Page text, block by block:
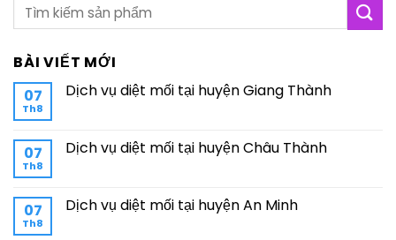
BÀI VIẾT MỚI
07
Th8
Dịch vụ diệt mối tại huyện Giang Thành
07
Th8
Dịch vụ diệt mối tại huyện Châu Thành
07
Th8
Dịch vụ diệt mối tại huyện An Minh